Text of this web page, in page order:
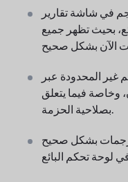
في شاشة تقارير
بحيث تظهر جميع
غير المحدودة عبر
وخاصة فيما يتعلق
بصلاحية الحزمة.
بشكل صحيح